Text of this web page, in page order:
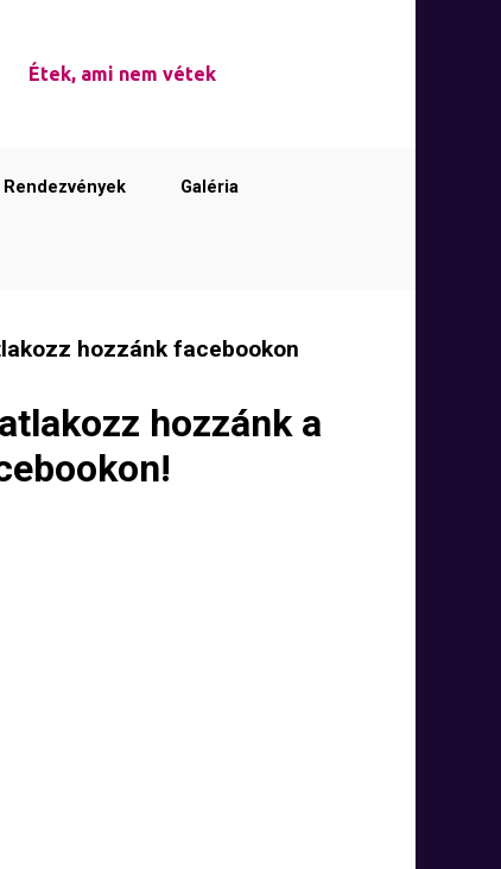
Étek, ami nem vétek
Rendezvények Galéria
hozzánk facebookon
hozzánk a